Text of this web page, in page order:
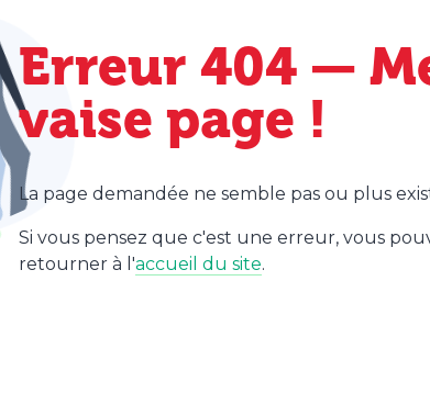
Erreur 404 —
vaise page !
La page demandée ne semble pas ou plus
Si vous pensez que c'est une erreur, vous
retourner à l'accueil du site.